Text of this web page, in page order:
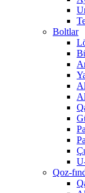
Boltlar
Qoz-